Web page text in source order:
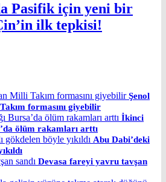
Pasifik için yeni bir
ilk tepkisi!
Şenol
formasını giyebilir
İkinci
ölüm rakamları arttı
Abu Dabi’deki
Devasa fareyi yavru tavşan